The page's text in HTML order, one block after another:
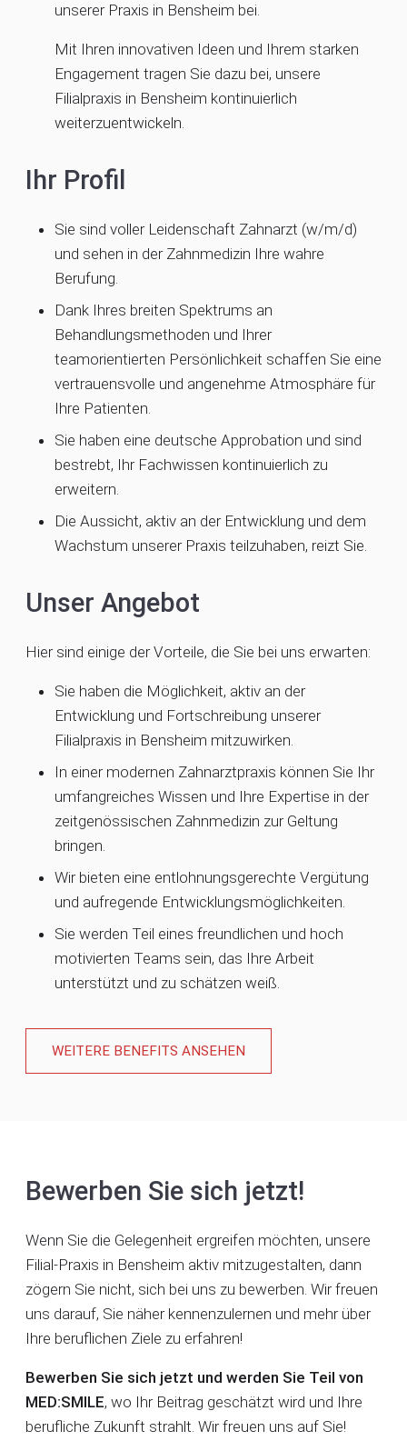
unserer Praxis in Bensheim bei.
Mit Ihren innovativen Ideen und Ihrem starken
Engagement tragen Sie dazu bei, unsere
Filialpraxis in Bensheim kontinuierlich
weiterzuentwickeln.
Ihr Profil
Sie sind voller Leidenschaft Zahnarzt (w/m/d)
und sehen in der Zahnmedizin Ihre wahre
Berufung.
Dank Ihres breiten Spektrums an
Behandlungsmethoden und Ihrer
teamorientierten Persönlichkeit schaffen Sie eine
vertrauensvolle und angenehme Atmosphäre für
Ihre Patienten.
Sie haben eine deutsche Approbation und sind
bestrebt, Ihr Fachwissen kontinuierlich zu
erweitern.
Die Aussicht, aktiv an der Entwicklung und dem
Wachstum unserer Praxis teilzuhaben, reizt Sie.
Unser Angebot
Hier sind einige der Vorteile, die Sie bei uns erwarten:
Sie haben die Möglichkeit, aktiv an der
Entwicklung und Fortschreibung unserer
Filialpraxis in Bensheim mitzuwirken.
In einer modernen Zahnarztpraxis können Sie Ihr
umfangreiches Wissen und Ihre Expertise in der
zeitgenössischen Zahnmedizin zur Geltung
bringen.
Wir bieten eine entlohnungsgerechte Vergütung
und aufregende Entwicklungsmöglichkeiten.
Sie werden Teil eines freundlichen und hoch
motivierten Teams sein, das Ihre Arbeit
unterstützt und zu schätzen weiß.
WEITERE BENEFITS ANSEHEN
Bewerben Sie sich jetzt!
Wenn Sie die Gelegenheit ergreifen möchten, unsere
Filial-Praxis in Bensheim aktiv mitzugestalten, dann
zögern Sie nicht, sich bei uns zu bewerben. Wir freuen
uns darauf, Sie näher kennenzulernen und mehr über
Ihre beruflichen Ziele zu erfahren!
Bewerben Sie sich jetzt und werden Sie Teil von
MED:SMILE, wo Ihr Beitrag geschätzt wird und Ihre
berufliche Zukunft strahlt. Wir freuen uns auf Sie!